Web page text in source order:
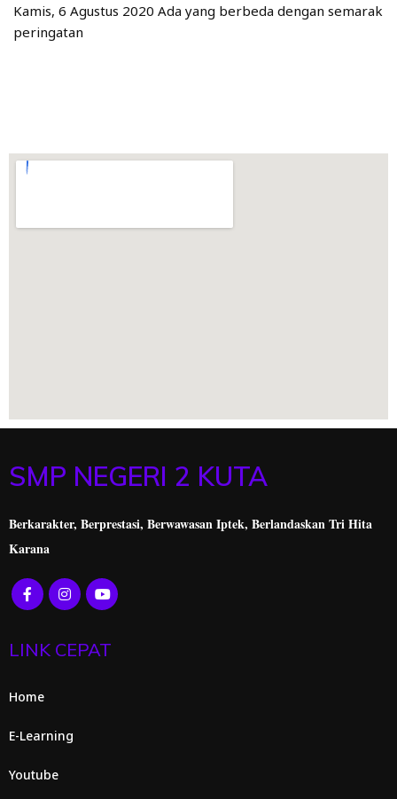
Kamis, 6 Agustus 2020 Ada yang berbeda dengan semarak
peringatan
SMP NEGERI 2 KUTA
Berkarakter, Berprestasi, Berwawasan Iptek, Berlandaskan Tri Hita
Karana
LINK CEPAT
Home
E-Learning
Youtube